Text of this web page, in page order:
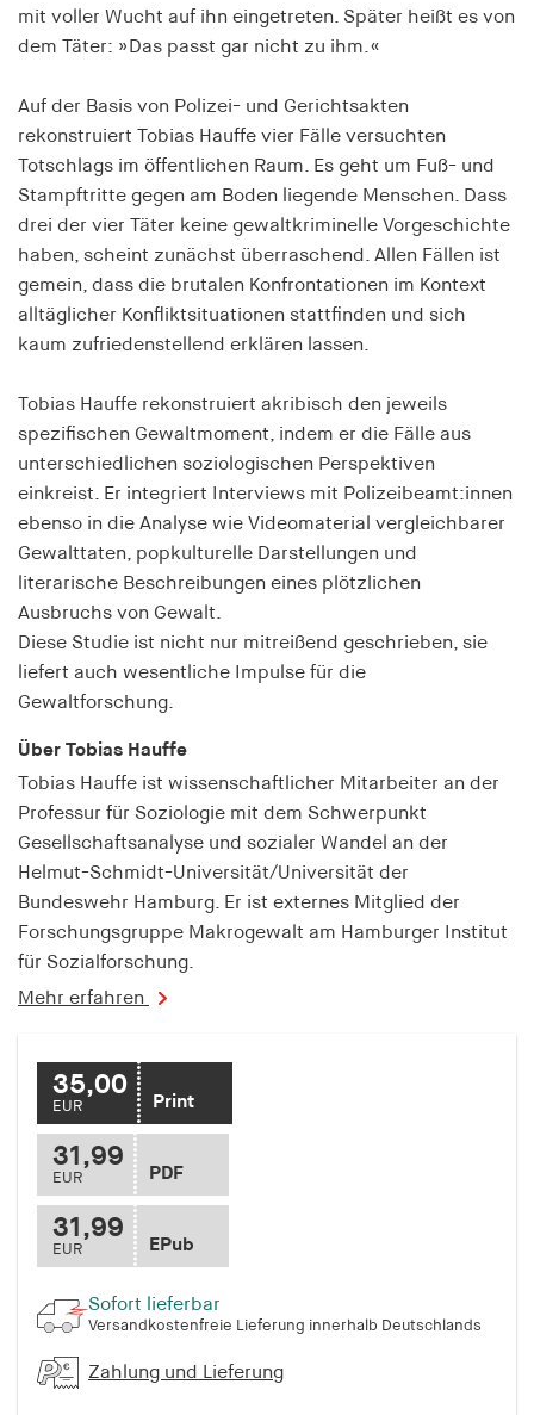
mit voller Wucht auf ihn eingetreten. Später heißt es von
dem Täter: »Das passt gar nicht zu ihm.«
Auf der Basis von Polizei- und Gerichtsakten
rekonstruiert Tobias Hauffe vier Fälle versuchten
Totschlags im öffentlichen Raum. Es geht um Fuß- und
Stampftritte gegen am Boden liegende Menschen. Dass
drei der vier Täter keine gewaltkriminelle Vorgeschichte
haben, scheint zunächst überraschend. Allen Fällen ist
gemein, dass die brutalen Konfrontationen im Kontext
alltäglicher Konfliktsituationen stattfinden und sich
kaum zufriedenstellend erklären lassen.
Tobias Hauffe rekonstruiert akribisch den jeweils
spezifischen Gewaltmoment, indem er die Fälle aus
unterschiedlichen soziologischen Perspektiven
einkreist. Er integriert Interviews mit Polizeibeamt:innen
ebenso in die Analyse wie Videomaterial vergleichbarer
Gewalttaten, popkulturelle Darstellungen und
literarische Beschreibungen eines plötzlichen
Ausbruchs von Gewalt.
Diese Studie ist nicht nur mitreißend geschrieben, sie
liefert auch wesentliche Impulse für die
Gewaltforschung.
Über Tobias Hauffe
Tobias Hauffe ist wissenschaftlicher Mitarbeiter an der
Professur für Soziologie mit dem Schwerpunkt
Gesellschaftsanalyse und sozialer Wandel an der
Helmut-Schmidt-Universität/Universität der
Bundeswehr Hamburg. Er ist externes Mitglied der
Forschungsgruppe Makrogewalt am Hamburger Institut
für Sozialforschung.
Mehr erfahren
35,00
EUR Print
31,99
EUR PDF
31,99
EUR EPub
Sofort lieferbar
Versandkostenfreie Lieferung innerhalb Deutschlands
Zahlung und Lieferung
Zweck:
Speichert den Zustimmungsstatus des Benutzers
für Cookies auf der aktuellen Domäne.
Cookie Laufzeit:
1 Jahr
fe_typo_user
Name:
fe_typo_user
Anbieter:
hamburger-edition.de
Sitzung
fonts_loaded
Name:
fonts_loaded
Anbieter:
Cookie Laufzeit:
7 Tage